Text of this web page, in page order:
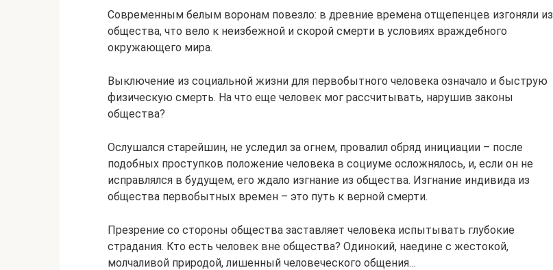
Современным белым воронам повезло: в древние времена отщепенцев изгоняли из
общества, что вело к неизбежной и скорой смерти в условиях враждебного
окружающего мира.
Выключение из социальной жизни для первобытного человека означало и быструю
физическую смерть. На что еще человек мог рассчитывать, нарушив законы
общества?
Ослушался старейшин, не уследил за огнем, провалил обряд инициации – после
подобных проступков положение человека в социуме осложнялось, и, если он не
исправлялся в будущем, его ждало изгнание из общества. Изгнание индивида из
общества первобытных времен – это путь к верной смерти.
Презрение со стороны общества заставляет человека испытывать глубокие
страдания. Кто есть человек вне общества? Одинокий, наедине с жестокой,
молчаливой природой, лишенный человеческого общения…